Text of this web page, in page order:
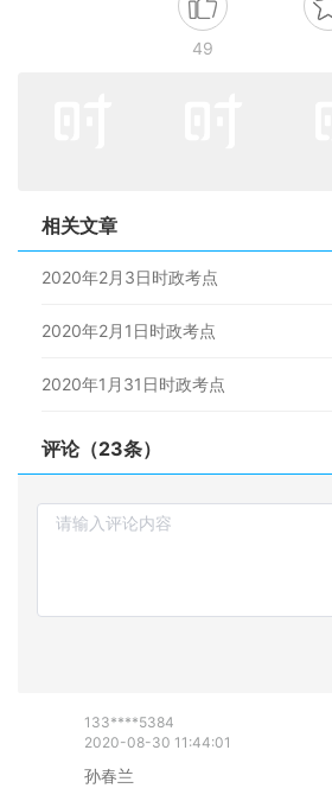
49
相关文章
2020年2月3日时政考点
2020年2月1日时政考点
2020年1月31日时政考点
评论（23条）
133****5384
2020-08-30 11:44:01
孙春兰